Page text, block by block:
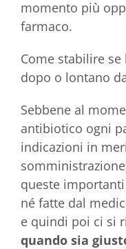
momento più
farmaco.
Come stabilire
dopo o lontano
Sebbene al
antibiotico ogni
indicazioni in
queste
né fatte dal
e quindi poi ci si
quando sia